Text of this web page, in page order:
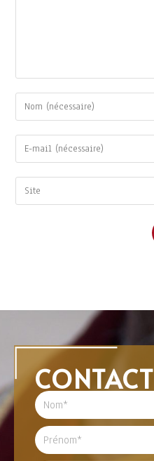
CONTACT